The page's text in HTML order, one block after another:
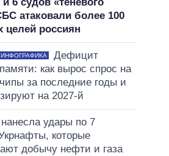
атаковали более 100
целей россиян
ИНФОГРАФИКА
Дефицит
памяти: как вырос спрос на
чипы за последние годы и
на 2027-й
удары по 7
которые
добычу нефти и газа